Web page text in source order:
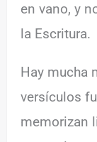
en vano, y
la Escritura.
Hay mucha
versículos
memorizan